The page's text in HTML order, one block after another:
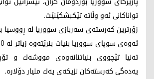
تواناکانی ئەو وڵاتە تێکبشکێنێت.
زۆرترین کەرستەی سەربازی سووریا لە ڕووسیا
تەنیا تێچووی بنیاتنانەوەی مووشەك و
یەدەگی کەرستەکان نزیکەی یەك ملیار دۆلارە.